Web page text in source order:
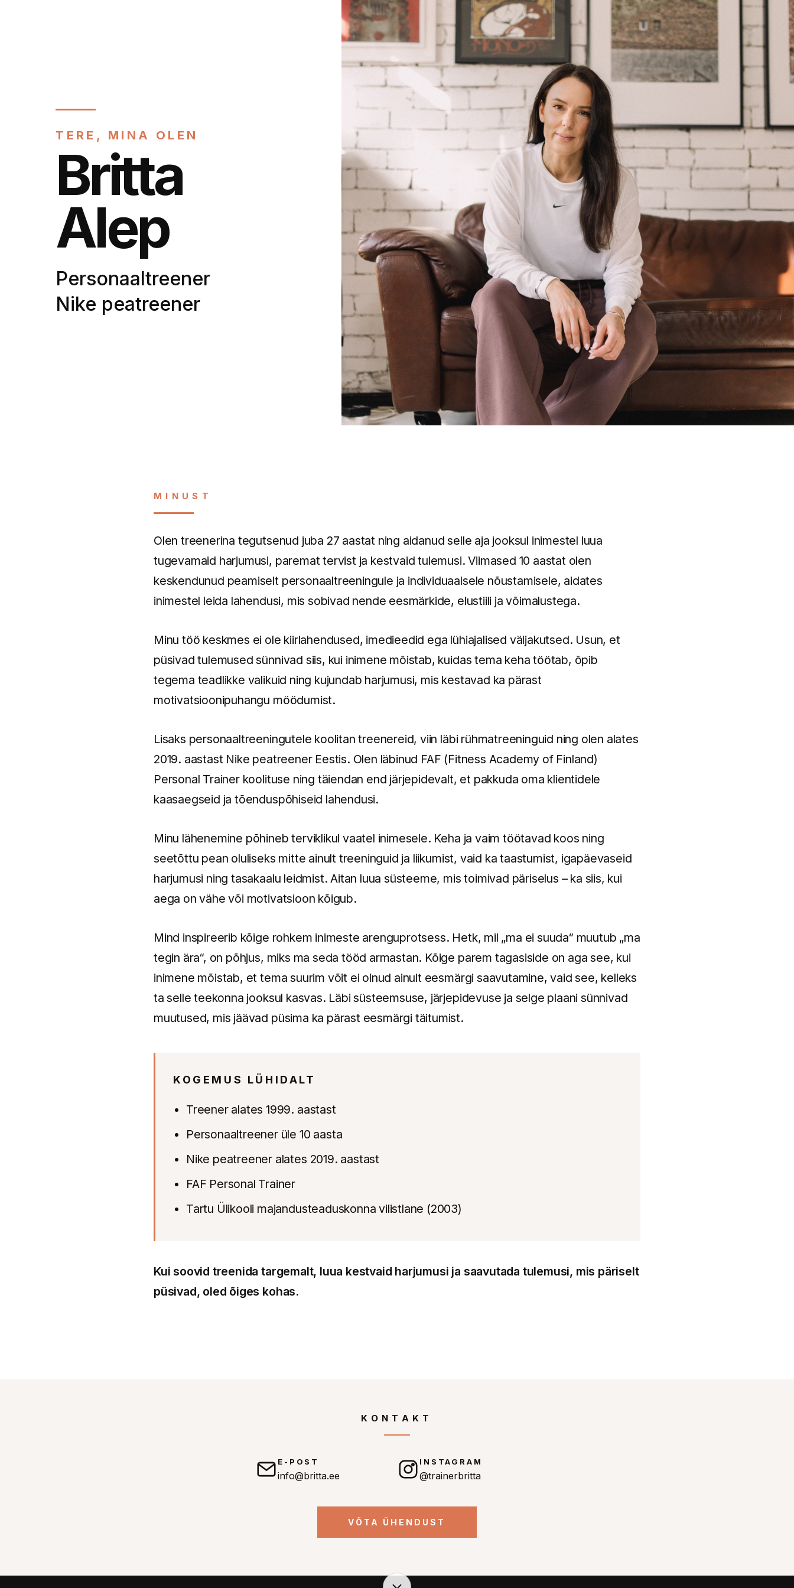
TERE, MINA OLEN
Britta
Alep
Personaaltreener
Nike peatreener
MINUST
Olen treenerina tegutsenud juba 27 aastat ning aidanud selle aja jooksul inimestel luua
tugevamaid harjumusi, paremat tervist ja kestvaid tulemusi. Viimased 10 aastat olen
keskendunud peamiselt personaaltreeningule ja individuaalsele nõustamisele, aidates
inimestel leida lahendusi, mis sobivad nende eesmärkide, elustiili ja võimalustega.
Minu töö keskmes ei ole kiirlahendused, imedieedid ega lühiajalised väljakutsed. Usun, et
püsivad tulemused sünnivad siis, kui inimene mõistab, kuidas tema keha töötab, õpib
tegema teadlikke valikuid ning kujundab harjumusi, mis kestavad ka pärast
motivatsioonipuhangu möödumist.
Lisaks personaaltreeningutele koolitan treenereid, viin läbi rühmatreeninguid ning olen alates
2019. aastast Nike peatreener Eestis. Olen läbinud FAF (Fitness Academy of Finland)
Personal Trainer koolituse ning täiendan end järjepidevalt, et pakkuda oma klientidele
kaasaegseid ja tõenduspõhiseid lahendusi.
Minu lähenemine põhineb terviklikul vaatel inimesele. Keha ja vaim töötavad koos ning
seetõttu pean oluliseks mitte ainult treeninguid ja liikumist, vaid ka taastumist, igapäevaseid
harjumusi ning tasakaalu leidmist. Aitan luua süsteeme, mis toimivad päriselus – ka siis, kui
aega on vähe või motivatsioon kõigub.
Mind inspireerib kõige rohkem inimeste arenguprotsess. Hetk, mil „ma ei suuda“ muutub „ma
tegin ära“, on põhjus, miks ma seda tööd armastan. Kõige parem tagasiside on aga see, kui
inimene mõistab, et tema suurim võit ei olnud ainult eesmärgi saavutamine, vaid see, kelleks
ta selle teekonna jooksul kasvas. Läbi süsteemsuse, järjepidevuse ja selge plaani sünnivad
muutused, mis jäävad püsima ka pärast eesmärgi täitumist.
KOGEMUS LÜHIDALT
Treener alates 1999. aastast
Personaaltreener üle 10 aasta
Nike peatreener alates 2019. aastast
FAF Personal Trainer
Tartu Ülikooli majandusteaduskonna vilistlane (2003)
Kui soovid treenida targemalt, luua kestvaid harjumusi ja saavutada tulemusi, mis päriselt
püsivad, oled õiges kohas.
KONTAKT
E-POST
info@britta.ee
INSTAGRAM
@trainerbritta
VÕTA ÜHENDUST